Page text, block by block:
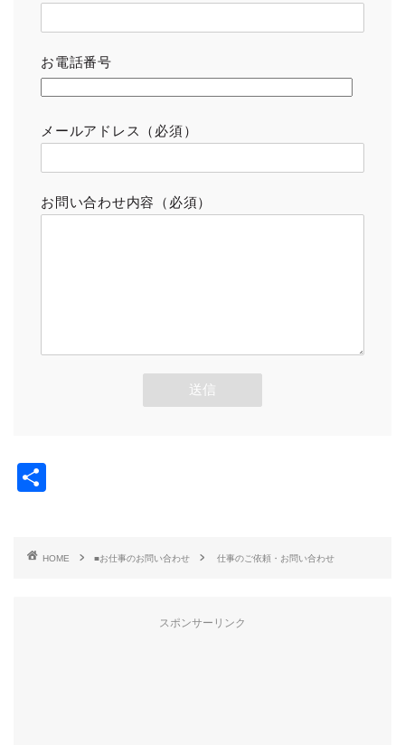
お電話番号
メールアドレス（必須）
お問い合わせ内容（必須）
HOME ■お仕事のお問い合わせ 仕事のご依頼・お問い合わせ
スポンサーリンク